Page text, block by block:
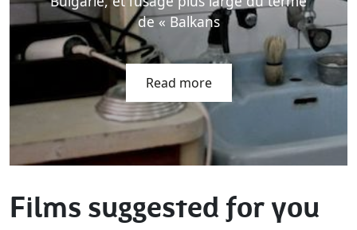
de « Balkans
Read more
Films suggested for you